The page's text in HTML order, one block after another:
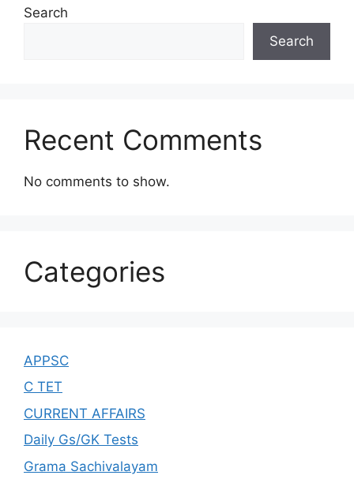
Search
Search
Recent Comments
No comments to show.
Categories
APPSC
C TET
CURRENT AFFAIRS
Daily Gs/GK Tests
Grama Sachivalayam